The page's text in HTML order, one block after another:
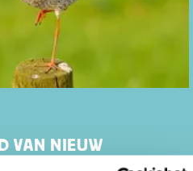
VAN NIEUW